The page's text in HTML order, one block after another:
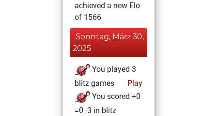
achieved a new Elo
of 1566
Sonntag, März 30,
2025
You played 3
blitz games
Play
You scored +0
=0 -3 in blitz